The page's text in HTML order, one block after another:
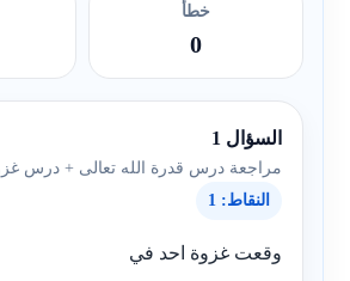
خطأ
0
السؤال 1
مراجعة درس قدرة الله تعالى + درس
النقاط: 1
وقعت غزوة احد في